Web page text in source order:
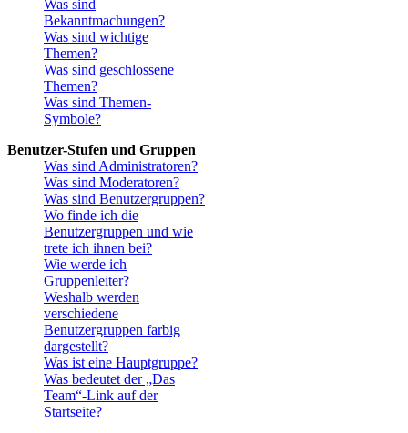
Was sind
Bekanntmachungen?
Was sind wichtige
Themen?
Was sind geschlossene
Themen?
Was sind Themen-
Symbole?
Benutzer-Stufen und Gruppen
Was sind Administratoren?
Was sind Moderatoren?
Was sind Benutzergruppen?
Wo finde ich die
Benutzergruppen und wie
trete ich ihnen bei?
Wie werde ich
Gruppenleiter?
Weshalb werden
verschiedene
Benutzergruppen farbig
dargestellt?
Was ist eine Hauptgruppe?
Was bedeutet der „Das
Team“-Link auf der
Startseite?